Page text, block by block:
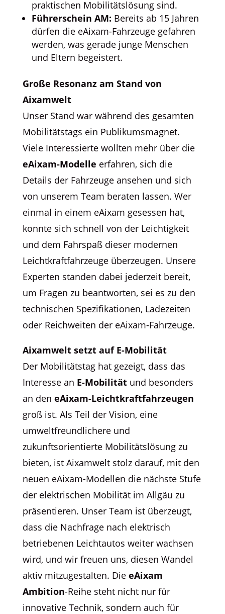
praktischen Mobilitätslösung sind.
Führerschein AM: Bereits ab 15 Jahren
dürfen die eAixam-Fahrzeuge gefahren
werden, was gerade junge Menschen
und Eltern begeistert.
Große Resonanz am Stand von
Aixamwelt
Unser Stand war während des gesamten
Mobilitätstags ein Publikumsmagnet.
Viele Interessierte wollten mehr über die
eAixam-Modelle erfahren, sich die
Details der Fahrzeuge ansehen und sich
von unserem Team beraten lassen. Wer
einmal in einem eAixam gesessen hat,
konnte sich schnell von der Leichtigkeit
und dem Fahrspaß dieser modernen
Leichtkraftfahrzeuge überzeugen. Unsere
Experten standen dabei jederzeit bereit,
um Fragen zu beantworten, sei es zu den
technischen Spezifikationen, Ladezeiten
oder Reichweiten der eAixam-Fahrzeuge.
Aixamwelt setzt auf E-Mobilität
Der Mobilitätstag hat gezeigt, dass das
Interesse an E-Mobilitätund besonders
an den eAixam-Leichtkraftfahrzeugen
groß ist. Als Teil der Vision, eine
umweltfreundlichere und
zukunftsorientierte Mobilitätslösung zu
bieten, ist Aixamwelt stolz darauf, mit den
neuen eAixam-Modellen die nächste Stufe
der elektrischen Mobilität im Allgäu zu
präsentieren. Unser Team ist überzeugt,
dass die Nachfrage nach elektrisch
betriebenen Leichtautos weiter wachsen
wird, und wir freuen uns, diesen Wandel
aktiv mitzugestalten. Die eAixam
Ambition-Reihe steht nicht nur für
innovative Technik, sondern auch für